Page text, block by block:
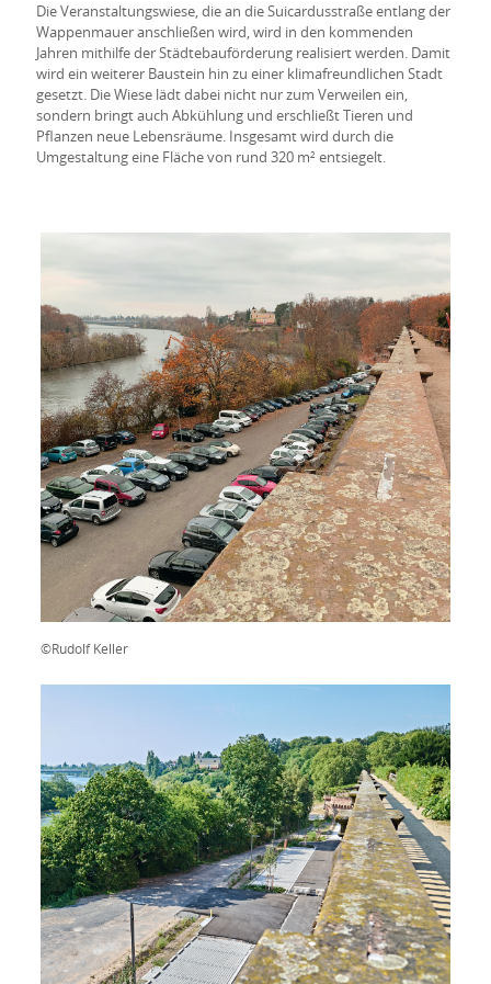
Die Veranstaltungswiese, die an die Suicardusstraße entlang der
Wappenmauer anschließen wird, wird in den kommenden
Jahren mithilfe der Städtebauförderung realisiert werden. Damit
wird ein weiterer Baustein hin zu einer klimafreundlichen Stadt
gesetzt. Die Wiese lädt dabei nicht nur zum Verweilen ein,
sondern bringt auch Abkühlung und erschließt Tieren und
Pflanzen neue Lebensräume. Insgesamt wird durch die
Umgestaltung eine Fläche von rund 320 m² entsiegelt.
©Rudolf Keller